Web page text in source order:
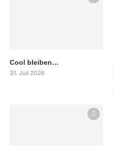
Cool bleiben…
31. Juli 2026